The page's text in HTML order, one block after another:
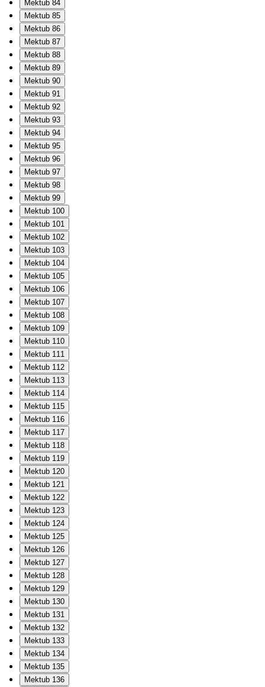
Mektub 84
Mektub 85
Mektub 86
Mektub 87
Mektub 88
Mektub 89
Mektub 90
Mektub 91
Mektub 92
Mektub 93
Mektub 94
Mektub 95
Mektub 96
Mektub 97
Mektub 98
Mektub 99
Mektub 100
Mektub 101
Mektub 102
Mektub 103
Mektub 104
Mektub 105
Mektub 106
Mektub 107
Mektub 108
Mektub 109
Mektub 110
Mektub 111
Mektub 112
Mektub 113
Mektub 114
Mektub 115
Mektub 116
Mektub 117
Mektub 118
Mektub 119
Mektub 120
Mektub 121
Mektub 122
Mektub 123
Mektub 124
Mektub 125
Mektub 126
Mektub 127
Mektub 128
Mektub 129
Mektub 130
Mektub 131
Mektub 132
Mektub 133
Mektub 134
Mektub 135
Mektub 136